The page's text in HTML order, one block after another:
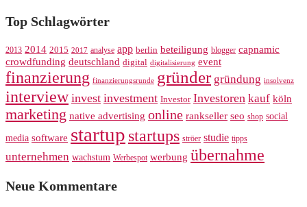
Top Schlagwörter
2013 2014 2015 2017 analyse app berlin beteiligung blogger capnamic
crowdfunding deutschland digital digitalisierung event
finanzierung finanzierungsrunde gründer gründung insolvenz
interview invest investment Investor Investoren kauf köln
marketing native advertising online rankseller seo shop social
media software startup startups ströer studie tipps
unternehmen wachstum Werbespot werbung übernahme
Neue Kommentare